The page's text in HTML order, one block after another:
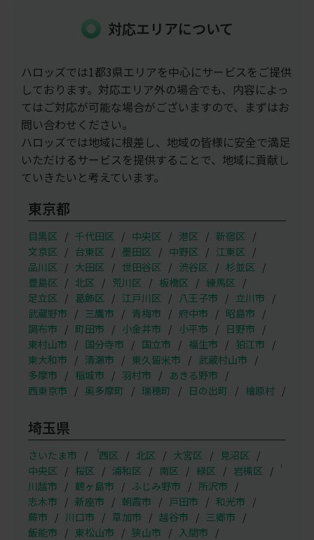
対応エリアについて
ハロッズでは1都3県エリアを中心にサービスをご提供
しております。対応エリア外の場合でも、内容によっ
てはご対応が可能な場合がございますので、まずはお
問い合わせください。
ハロッズでは地域に根差し、地域の皆様に安全で満足
いただけるサービスを提供することで、地域に貢献し
ていきたいと考えています。
東京都
目黒区 千代田区 中央区 港区
新宿区
文京区
台東区 墨田区 中野区
江東区
品川区
大田区 世田谷区 渋谷区
杉並区
豊島区
北区 荒川区 板橋区
練馬区
足立区
葛飾区 江戸川区 八王子市
立川市
武蔵野市
三鷹市 青梅市 府中市
昭島市
調布市
町田市 小金井市 小平市
日野市
東村山市
国分寺市 国立市 福生市
狛江市
東大和市
清瀬市 東久留米市
武蔵村山市
多摩市
稲城市 羽村市
あきる野市
西東京市
奥多摩町 瑞穂町 日の出町 檜原村
埼玉県
さいたま市 （西区 北区 大宮区
見沼区
中央区
桜区 浦和区 南区 緑区 岩槻区 ）
川越市 鶴ヶ島市 ふじみ野市
所沢市
志木市
新座市 朝霞市 戸田市
和光市
蕨市
川口市 草加市 越谷市
三郷市
飯能市
東松山市 狭山市 入間市